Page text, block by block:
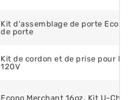
Kit d'assemblage de porte Econo
de porte
Kit de cordon et de prise pour
120V
Econo Merchant 16oz. Kit U-